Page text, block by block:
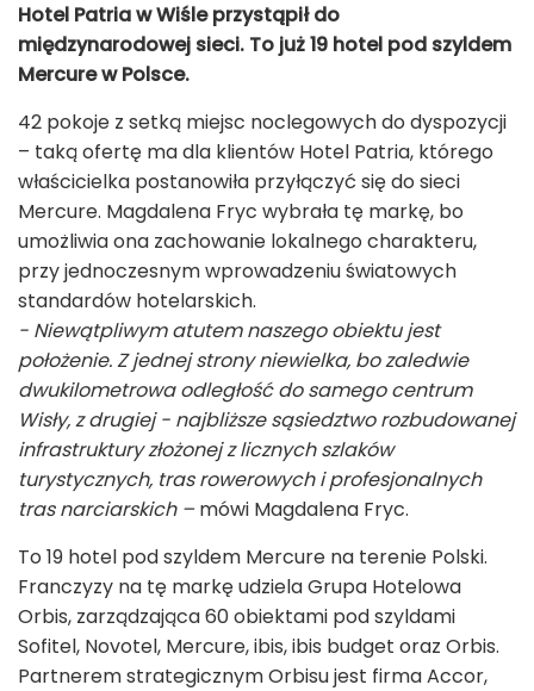
Hotel Patria w Wiśle przystąpił do
międzynarodowej sieci. To już 19 hotel pod szyldem
Mercure w Polsce.
42 pokoje z setką miejsc noclegowych do dyspozycji
– taką ofertę ma dla klientów Hotel Patria, którego
właścicielka postanowiła przyłączyć się do sieci
Mercure. Magdalena Fryc wybrała tę markę, bo
umożliwia ona zachowanie lokalnego charakteru,
przy jednoczesnym wprowadzeniu światowych
standardów hotelarskich.
- Niewątpliwym atutem naszego obiektu jest
położenie. Z jednej strony niewielka, bo zaledwie
dwukilometrowa odległość do samego centrum
Wisły, z drugiej - najbliższe sąsiedztwo rozbudowanej
infrastruktury złożonej z licznych szlaków
turystycznych, tras rowerowych i profesjonalnych
tras narciarskich – mówi Magdalena Fryc.
To 19 hotel pod szyldem Mercure na terenie Polski.
Franczyzy na tę markę udziela Grupa Hotelowa
Orbis, zarządzająca 60 obiektami pod szyldami
Sofitel, Novotel, Mercure, ibis, ibis budget oraz Orbis.
Partnerem strategicznym Orbisu jest firma Accor,